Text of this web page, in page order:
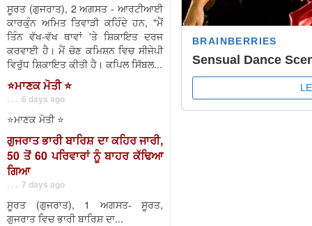
ਸੂਰਤ (ਗੁਜਰਾਤ), 2 ਅਗਸਤ - ਆਰਟੀਆਈ
ਕਾਰਕੁੰਨ ਅਮਿਤ ਤਿਵਾੜੀ ਕਹਿੰਦੇ ਹਨ, "ਮੈਂ
ਤਿੰਨ ਵੱਖ-ਵੱਖ ਥਾਵਾਂ 'ਤੇ ਸ਼ਿਕਾਇਤ ਦਰਜ
ਕਰਵਾਈ ਹੈ। ਮੈਂ ਚੋਣ ਕਮਿਸ਼ਨ ਵਿਚ ਸੀਜੇਪੀ
ਵਿਰੁੱਧ ਸ਼ਿਕਾਇਤ ਕੀਤੀ ਹੈ। ਕਪਿਲ ਸਿੱਬਲ...
⭐️ਮਾਣਕ ਮੋਤੀ ⭐️
. . . 6 days ago
⭐️ਮਾਣਕ ਮੋਤੀ ⭐️
ਗੁਜਰਾਤ ਭਾਰੀ ਬਾਰਿਸ਼ ਦਾ ਕਹਿਰ ਜਾਰੀ,
50 ਤੋਂ 60 ਪਰਿਵਾਰਾਂ ਨੂੰ ਬਾਹਰ ਕੱਢਿਆ
ਗਿਆ
. . . 7 days ago
ਸੂਰਤ (ਗੁਜਰਾਤ), 1 ਅਗਸਤ- ਸੂਰਤ,
ਗੁਜਰਾਤ ਵਿਚ ਭਾਰੀ ਬਾਰਿਸ਼ ਦਾ...